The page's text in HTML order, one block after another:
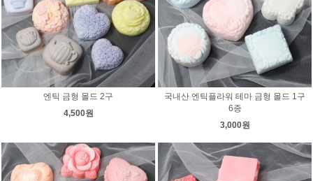
엔틱 금형 몰드 2구
4,500원
국내산 엔틱플라워 테마 금형 몰드 1구
6종
3,000원